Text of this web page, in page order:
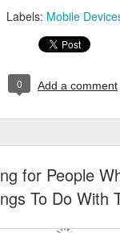
Labels: Mobile
0 Add a comment
for People
To Do With